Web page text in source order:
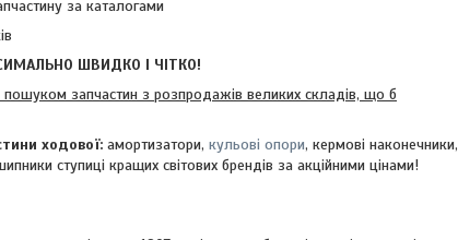
за каталогами
ШВИДКО І ЧІТКО!
запчастин з розпродажів великих складів, що б
ходової: амортизатори, кульові опори, кермові наконечники,
ступиці кращих світових брендів за акційними цінами!